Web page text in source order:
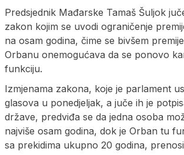
Predsjednik Mađarske Tamaš Šuljok
zakon kojim se uvodi ograničenje
na osam godina, čime se bivšem
Orbanu onemogućava da se ponovo
funkciju.
Izmjenama zakona, koje je parlament
glasova u ponedjeljak, a juče ih je
države, predviđa se da jedna osoba
najviše osam godina, dok je Orban tu
sa prekidima ukupno 20 godina, prenosi